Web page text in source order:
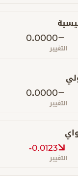
0.0000
التغيير
0.0000
التغيير
-0.0123
التغيير